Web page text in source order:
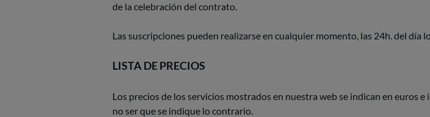
de la celebración del contrato.
Las suscripciones pueden realizarse en cualquier momento, las 24h. del día
LISTA DE PRECIOS
Los precios de los servicios mostrados en nuestra web se indican en euros
no ser que se indique lo contrario.